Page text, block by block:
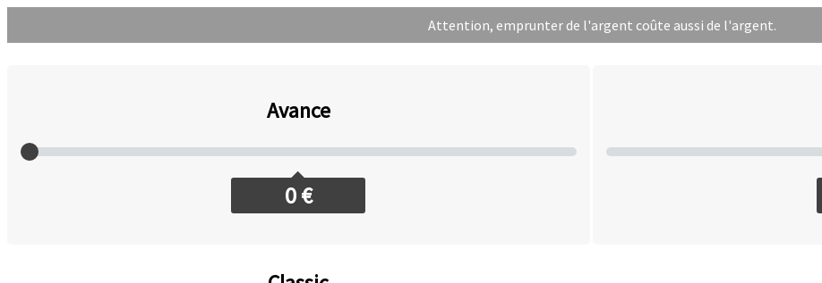
Attention, emprunter de l'argent coûte aussi de l'argent.
Avance
0€